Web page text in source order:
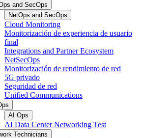
and SecOps
NetOps and SecOps
Cloud Monitoring
Monitorización de experiencia de usuario
final
Integrations and Partner Ecosystem
NetSecOps
Monitorización de rendimiento de red
5G privado
Seguridad de red
Unified Communications
AI Ops
AI Data Center Networking Test
Technicians